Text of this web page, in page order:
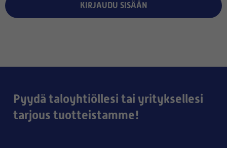
KIRJAUDU SISÄÄN
Pyydä taloyhtiöllesi tai yrityksellesi
tarjous tuotteistamme!